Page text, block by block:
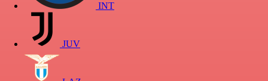
INT
JUV